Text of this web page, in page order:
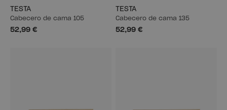
TESTA
Cabecero de cama 105
52,99 €
TESTA
Cabecero de cama 135
52,99 €